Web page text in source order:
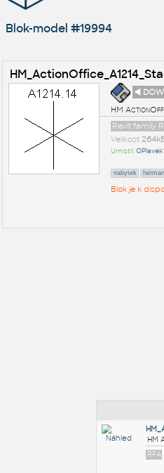
Blok-model #19994
◄
HM
Revit family
Velikost
Umístil:
nabytek herman
Blok je k